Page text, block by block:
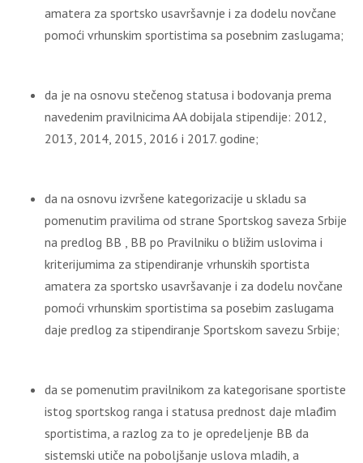
amatera za sportsko usavršavnje i za dodelu novčane
pomoći vrhunskim sportistima sa posebnim zaslugama;
da je na osnovu stečenog statusa i bodovanja prema
navedenim pravilnicima AA dobijala stipendije: 2012,
2013, 2014, 2015, 2016 i 2017. godine;
da na osnovu izvršene kategorizacije u skladu sa
pomenutim pravilima od strane Sportskog saveza Srbije
na predlog BB , BB po Pravilniku o bližim uslovima i
kriterijumima za stipendiranje vrhunskih sportista
amatera za sportsko usavršavanje i za dodelu novčane
pomoći vrhunskim sportistima sa posebim zaslugama
daje predlog za stipendiranje Sportskom savezu Srbije;
da se pomenutim pravilnikom za kategorisane sportiste
istog sportskog ranga i statusa prednost daje mlađim
sportistima, a razlog za to je opredeljenje BB da
sistemski utiče na poboljšanje uslova mladih, a